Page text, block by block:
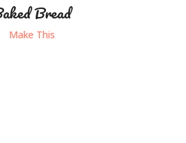
Bread
Make This